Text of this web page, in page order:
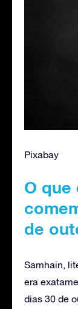
Pixabay
O que
de
Samhain,
era
dias 30 de